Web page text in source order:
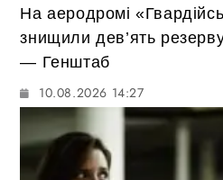
На аеродромі
знищили дев’ять
— Генштаб
10.08.2026 14:27